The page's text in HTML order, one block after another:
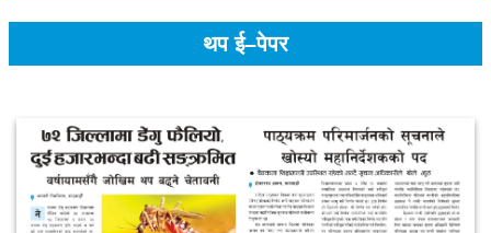
थप ई–पेपर